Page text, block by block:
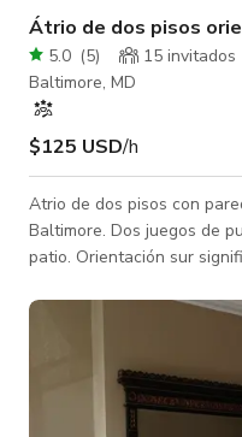
Átrio de dos pisos
5.0 (5)
15 invitados
Baltimore, MD
$125 USD/h
Atrio de dos pisos con
Baltimore. Dos juegos de
patio. Orientación sur